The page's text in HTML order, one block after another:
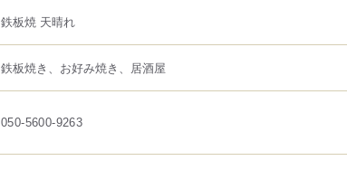
鉄板焼 天晴れ
鉄板焼き、お好み焼き、居酒屋
050-5600-9263